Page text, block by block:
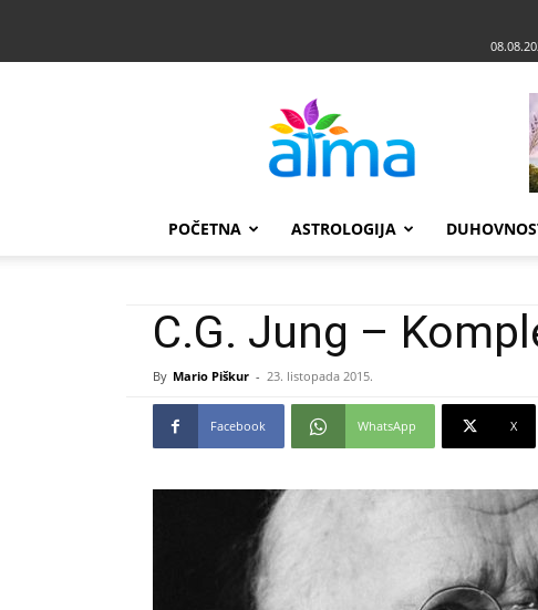
POČETNA ASTROLOGIJA
C.G. Jung –
By Mario Piškur - 23. listopada 2015.
Facebook WhatsApp X